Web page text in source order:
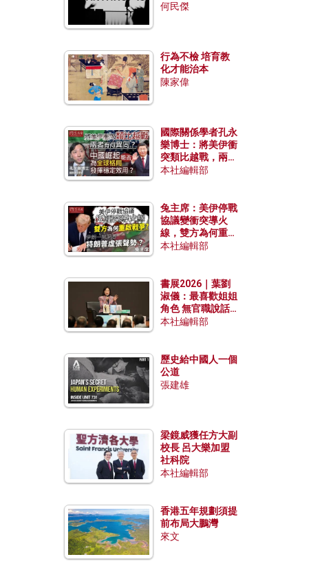
何民傑
行為不檢 培育教
化才能治本
陳家偉
國際關係學者孔永
樂博士：將美伊衝
突類比越戰，兩者
有何異同？中國崛
本社編輯部
兔主席：美伊停戰
協議變衝突導火
線，雙方為何重啟
戰爭？伊朗一早洞
本社編輯部
書展2026｜葉劉
淑儀：最喜歡姐姐
角色 無官職說話
包袱少
本社編輯部
歷史給中國人一個
公道
張建雄
梁鏡威獲任方大副
校長 呂大樂加盟
社科院
本社編輯部
香港五年規劃須提
前布局大鵬灣
來文